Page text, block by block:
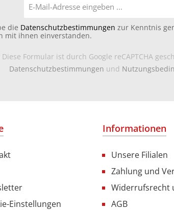
Mail-
die Datenschutzbestimmungen zur Kenntnis
mit ihnen einverstanden.
Diese Formular ist durch Google reCAPTCHA
Datenschutzbestimmungen und
Einstellungen
Informationen
Unsere Filialen
Zahlung und
Widerrufsrecht
AGB